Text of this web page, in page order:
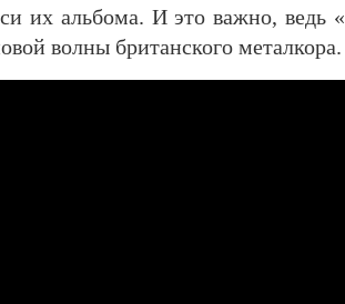
их альбома. И это важно, ведь
волны британского металкора.